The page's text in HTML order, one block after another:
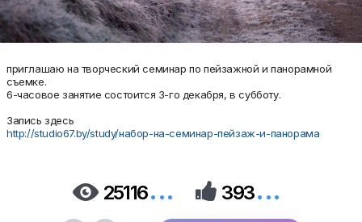
приглашаю на творческий семинар по пейзажной и панорамной
съемке.
6-часовое занятие состоится 3-го декабря, в субботу.
Запись здесь
http://studio67.by/study/набор-на-семинар-пейзаж-и-панорама
 25116...  393...